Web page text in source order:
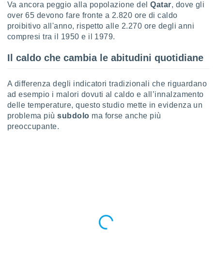
il
o la
di
Va ancora peggio alla popolazione delQatar, dove gli
over 65 devono fare fronte a 2.820 ore di caldo
proibitivo all'anno, rispetto alle 2.270 ore degli anni
compresi tra il 1950 e il 1979.
Il caldo che cambia le abitudini quotidiane
A differenza degli indicatori tradizionali che riguardano
ad esempio i malori dovuti al caldo e all’innalzamento
delle temperature, questo studio mette in evidenza un
problema piùsubdolo ma forse anche più
preoccupante.